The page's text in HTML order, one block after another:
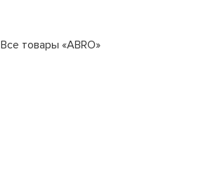
Все товары «ABRO»